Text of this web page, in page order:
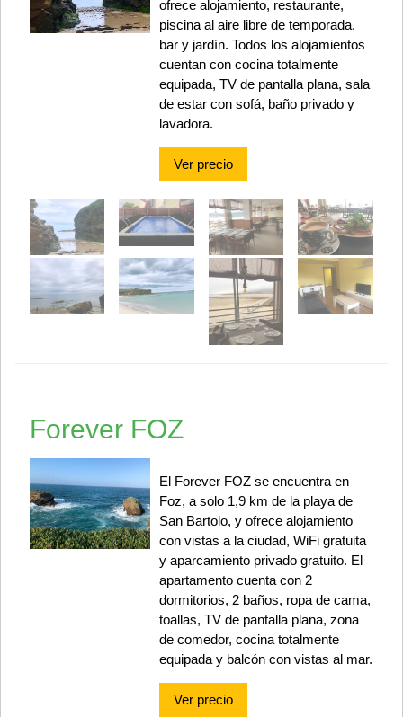
ofrece alojamiento, restaurante,
piscina al aire libre de temporada,
bar y jardín. Todos los alojamientos
cuentan con cocina totalmente
equipada, TV de pantalla plana, sala
de estar con sofá, baño privado y
lavadora.
Ver precio
Forever FOZ
El Forever FOZ se encuentra en
Foz, a solo 1,9 km de la playa de
San Bartolo, y ofrece alojamiento
con vistas a la ciudad, WiFi gratuita
y aparcamiento privado gratuito. El
apartamento cuenta con 2
dormitorios, 2 baños, ropa de cama,
toallas, TV de pantalla plana, zona
de comedor, cocina totalmente
equipada y balcón con vistas al mar.
Ver precio